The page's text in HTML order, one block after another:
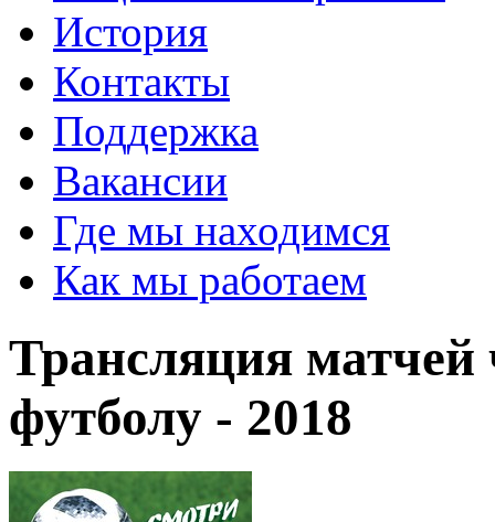
История
Контакты
Поддержка
Вакансии
Где мы находимся
Как мы работаем
Трансляция
футболу - 2018